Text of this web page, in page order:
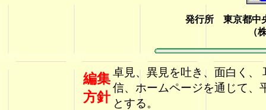
発行所 東京都中
（
編集
方針
卓見、異見を吐き、面白く、
信、ホームページを通じて、
とする。